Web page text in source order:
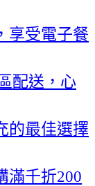
享受電子餐
配送，心
的最佳選擇
滿千折200